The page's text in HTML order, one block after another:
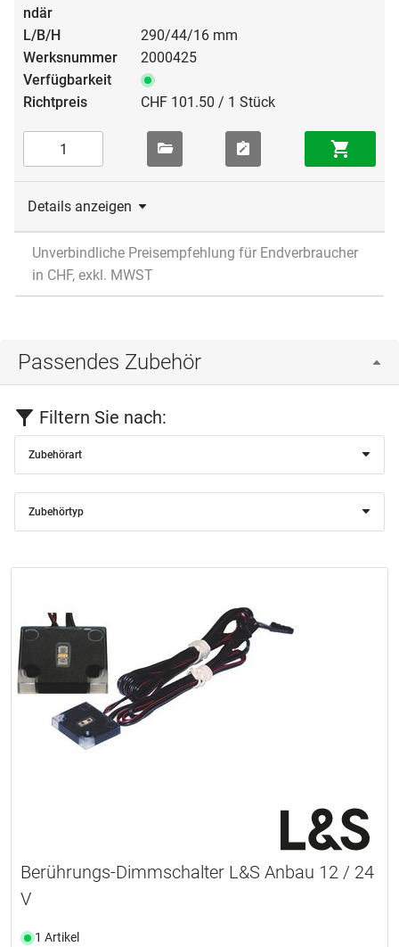
290/44/16 mm
2000425
CHF 101.50 / 1 Stück
Details anzeigen
Unverbindliche Preisempfehlung für Endverbraucher
in CHF, exkl. MWST
Passendes Zubehör
Filtern Sie nach:
Zubehörart
Zubehörtyp
Berührungs-Dimmschalter L&S Anbau 12 / 24
V
1 Artikel